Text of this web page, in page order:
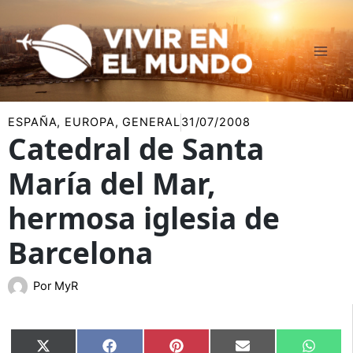
al
contenido
ESPAÑA, EUROPA,GENERAL31/07/2008
Catedral de Santa
María del Mar,
hermosa iglesia de
Barcelona
Por MyR